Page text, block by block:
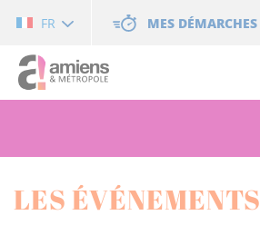
FR MES DÉMARCHES
LES ÉVÉNEMENTS